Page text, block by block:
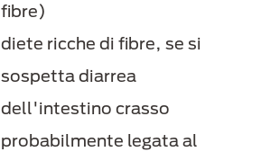
fibre)
diete ricche di fibre, se si
sospetta diarrea
dell'intestino crasso
probabilmente legata al